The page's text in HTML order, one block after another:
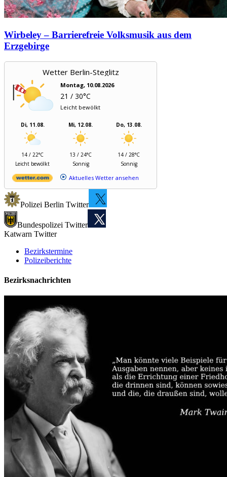
Wirbeley – Barrierefreie Volksmusik aus dem
Erzgebirge
Wetter Berlin-Steglitz
Montag, 10.08.2026
21 / 30°C
Leicht bewölkt
Di, 11.08.
14 / 22°C
Leicht bewölkt
Mi, 12.08.
13 / 24°C
Sonnig
Do, 13.08.
14 / 28°C
Sonnig
Aktuelles Wetter ansehen
Polizei Berlin Twitter
Bundespolizei Twitter
Katwarn Twitter
Bezirkstermine
Polizeiberichte
Bezirksnachrichten